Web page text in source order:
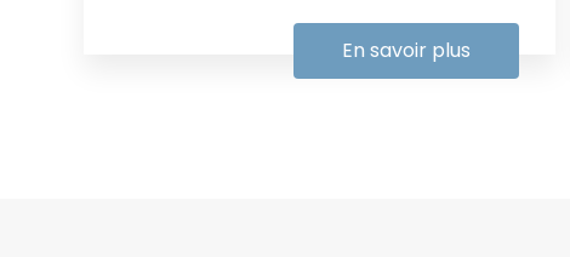
En savoir plus